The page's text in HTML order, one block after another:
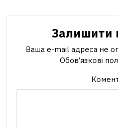
Залишити
Ваша e-mail адреса не
Обов’язкові